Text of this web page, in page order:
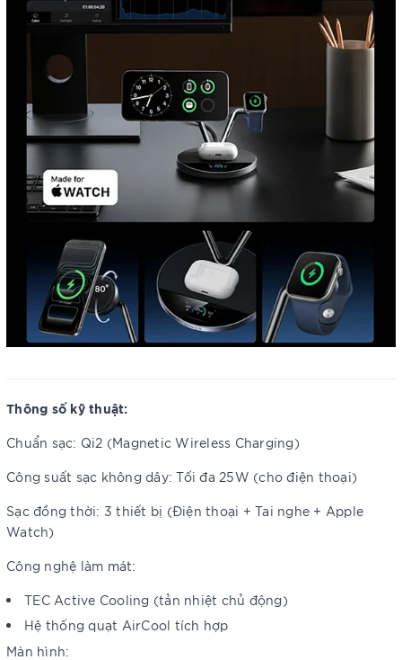
Thông số kỹ thuật:
Chuẩn sạc: Qi2 (Magnetic Wireless Charging)
Công suất sạc không dây: Tối đa 25W (cho điện thoại)
Sạc đồng thời: 3 thiết bị (Điện thoại + Tai nghe + Apple
Watch)
Công nghệ làm mát:
TEC Active Cooling (tản nhiệt chủ động)
Hệ thống quạt AirCool tích hợp
Màn hình: